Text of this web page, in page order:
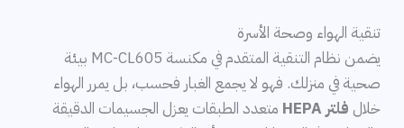
تنقية الهواء وصحة الأسرة
يضمن نظام التنقية المتقدم في مكنسة MC-CL605 بيئة
صحية في منزلك. فهو لا يجمع الغبار فحسب، بل يمرر الهواء
خلال فلتر HEPA
متعدد الطبقات يعزل الجسيمات الدقيقة